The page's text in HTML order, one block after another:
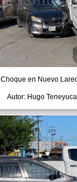
Choque en Nuevo
Autor: Hugo Teneyuca